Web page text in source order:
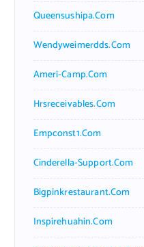
Queensushipa.com
Wendyweimerdds.com
Ameri-Camp.com
Hrsreceivables.com
Empconst1.com
Cinderella-Support.com
Bigpinkrestaurant.com
Inspirehuahin.com